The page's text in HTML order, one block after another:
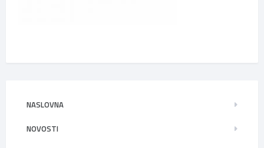
NASLOVNA
NOVOSTI